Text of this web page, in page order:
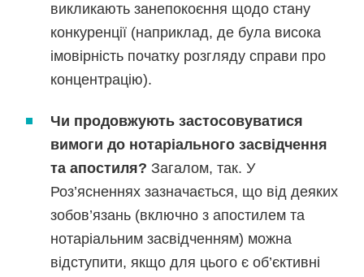
викликають занепокоєння щодо стану
конкуренції (наприклад, де була висока
імовірність початку розгляду справи про
концентрацію).
Чи продовжують застосовуватися
вимоги до нотаріального засвідчення
та апостиля?Загалом, так. У
Роз’ясненнях зазначається, що від деяких
зобов’язань (включно з апостилем та
нотаріальним засвідченням) можна
відступити, якщо для цього є об’єктивні